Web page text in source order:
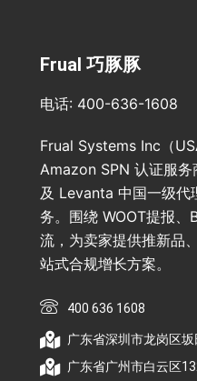
Frual 巧豚豚
电话: 400-636-1608
Frual Systems Inc（
Amazon SPN 认证服务
及 Levanta 中国一级代
务。围绕 WOOT提报、
流，为卖家提供推新品
站式合规增长方案。
400 636 1608
广东省深圳市龙岗区
广东省广州市白云区